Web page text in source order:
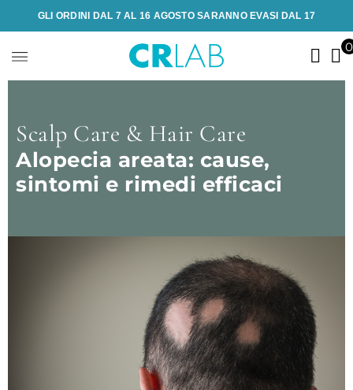
GLI ORDINI DAL 7 AL 16 AGOSTO SARANNO EVASI DAL 17
Scalp Care & Hair Care
Alopecia areata: cause,
sintomi e rimedi efficaci